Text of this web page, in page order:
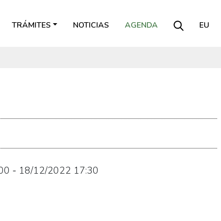
TRÁMITES NOTICIAS AGENDA EU
- 18/12/2022 17:30